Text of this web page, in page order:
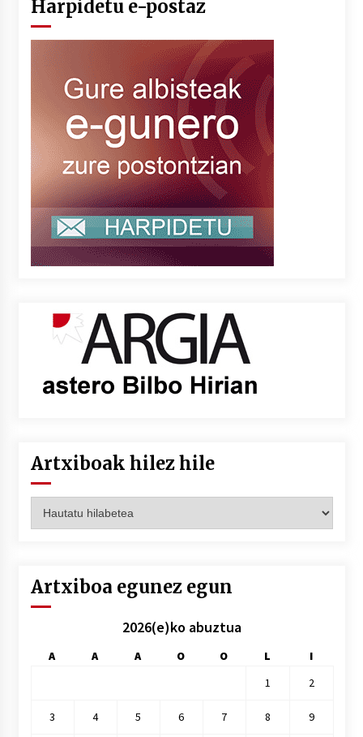
Harpidetu e-postaz
Artxiboak hilez hile
hilez
Artxiboa egunez egun
2026(e)ko abuztua
A A A O O L
I
1
2
3 4 5 6 7 8 9